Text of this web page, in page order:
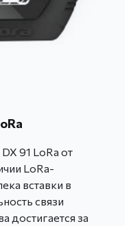
91 LoRa от
LoRa-
вставки в
связи
достигается за